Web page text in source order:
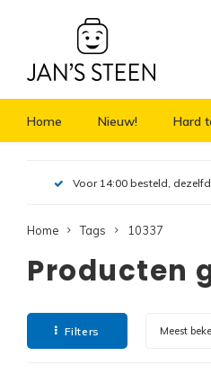
Home Nieuw! Hard
Voor 14:00 besteld,
Home Tags 10337
Producten
Filters Meest